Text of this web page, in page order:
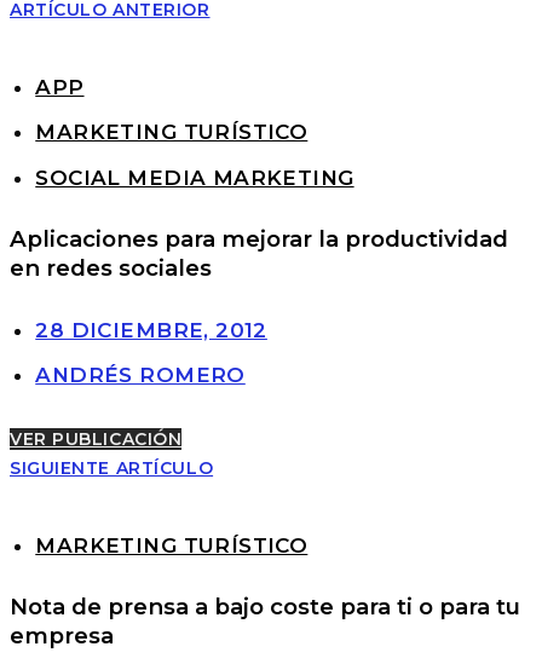
ARTÍCULO ANTERIOR
APP
MARKETING TURÍSTICO
SOCIAL MEDIA MARKETING
Aplicaciones para mejorar la productividad
en redes sociales
28 DICIEMBRE, 2012
ANDRÉS ROMERO
VER PUBLICACIÓN
SIGUIENTE ARTÍCULO
MARKETING TURÍSTICO
Nota de prensa a bajo coste para ti o para tu
empresa